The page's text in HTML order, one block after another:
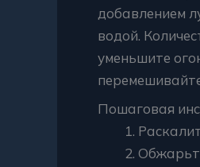
добавлением
водой.
уменьшите
Пошаговая